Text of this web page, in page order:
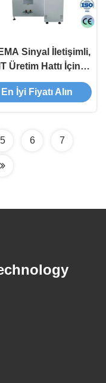
Sinyal İletişimli,
Üretim Hattı İçin 6
Yükleme Süreli
ve 0.4mm PCB
En İyi Fiyatı Alın
5 6 7